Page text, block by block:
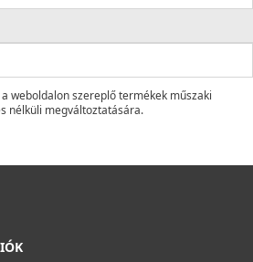
weboldalon szereplő termékek műszaki
nélküli megváltoztatására.